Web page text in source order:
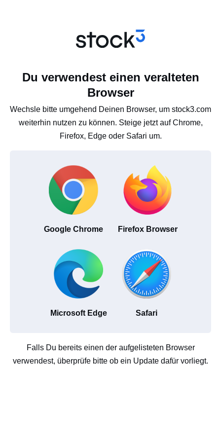
Du verwendest einen veralteten
Browser
Wechsle bitte umgehend Deinen Browser, um stock3.com
weiterhin nutzen zu können. Steige jetzt auf Chrome,
Firefox, Edge oder Safari um.
Google Chrome Firefox Browser
Microsoft Edge Safari
Falls Du bereits einen der aufgelisteten Browser
verwendest, überprüfe bitte ob ein Update dafür vorliegt.